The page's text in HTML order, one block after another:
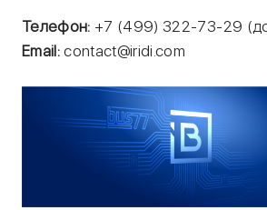
Телефон: +7 (499) 322-73-29
Email: contact@iridi.com